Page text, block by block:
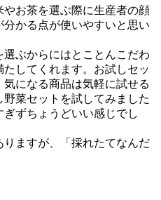
お茶を選ぶ際に生産者の顔
かる点が使いやすいと思い
選ぶからにはとことんこだわ
してくれます。お試しセッ
気になる商品は気軽に試せる
菜セットを試してみました
ずちょうどいい感じでし
ますが、「採れたてなんだ